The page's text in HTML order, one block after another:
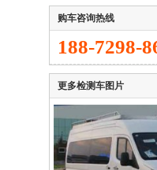
购车咨询热线
188-7298-
更多检测车图片